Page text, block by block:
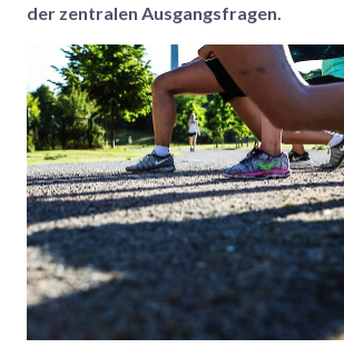
der zentralen Ausgangsfragen.